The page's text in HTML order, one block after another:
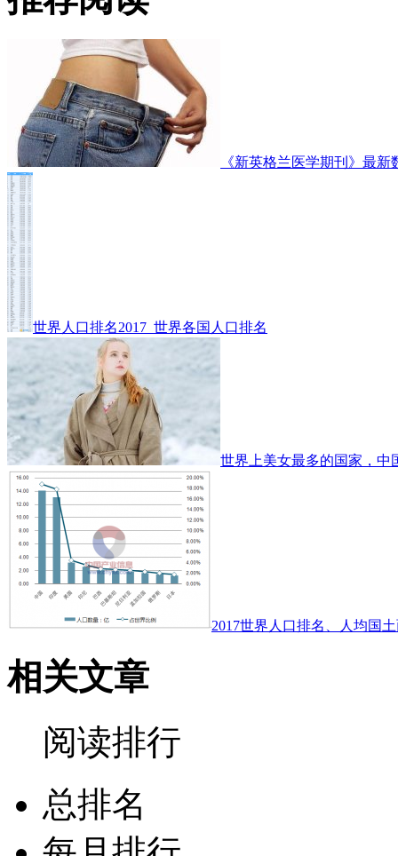
《新英格兰医学期刊》最
世界人口排名2017_世界各国人口排名
世界上美女最多的国家，中
2017世界人口排名、人均国
相关文章
阅读排行
总排名